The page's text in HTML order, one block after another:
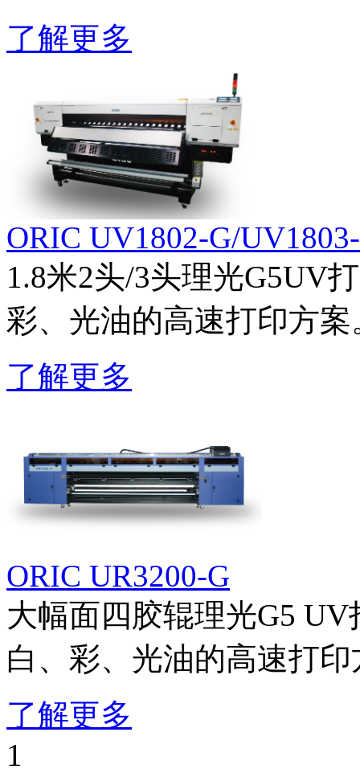
了解更多
ORIC UV1802-G/
1.8米2头/3头理光G5UV
彩、光油的高速打印方案
了解更多
ORIC UR3200-G
大幅面四胶辊理光G5
白、彩、光油的高速打
了解更多
1